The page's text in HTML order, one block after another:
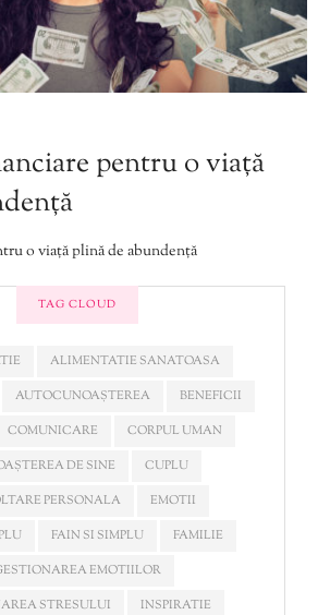
pentru o viață
o viață plină de abundență
TAG CLOUD
ALIMENTATIE SANATOASA
AUTOCUNOAȘTEREA
BENEFICII
COMUNICARE
CORPUL UMAN
DE SINE
CUPLU
PERSONALA
EMOTII
FAIN SI SIMPLU
FAMILIE
EMOTIILOR
STRESULUI
INSPIRATIE